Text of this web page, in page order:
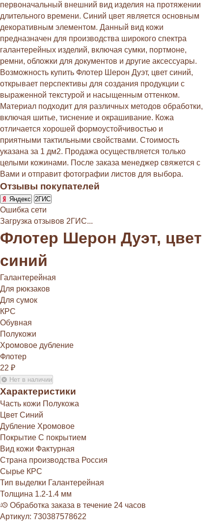
первоначальный внешний вид изделия на протяжении
длительного времени. Синий цвет является основным
декоративным элементом. Данный вид кожи
предназначен для производства широкого спектра
галантерейных изделий, включая сумки, портмоне,
ремни, обложки для документов и другие аксессуары.
Возможность купить Флотер Шерон Дуэт, цвет синий,
открывает перспективы для создания продукции с
выраженной текстурой и насыщенным оттенком.
Материал подходит для различных методов обработки,
включая шитье, тиснение и окрашивание. Кожа
отличается хорошей формоустойчивостью и
приятными тактильными свойствами. Стоимость
указана за 1 дм2. Продажа осуществляется только
целыми кожинами. После заказа менеджер свяжется с
Вами и отправит фотографии листов для выбора.
Отзывы покупателей
Яндекс 2ГИС
Ошибка сети
Загрузка отзывов 2ГИС...
Флотер Шерон Дуэт, цвет
синий
Галантерейная
Для рюкзаков
Для сумок
КРС
Обувная
Полукожи
Хромовое дубление
Флотер
22 ₽
Нет в наличии
Характеристики
Часть кожи Полукожа
Цвет Синий
Дубление Хромовое
Покрытие С покрытием
Вид кожи Фактурная
Страна производства Россия
Сырье КРС
Тип выделки Галантерейная
Толщина 1.2-1.4 мм
Обработка заказа в течение 24 часов
Артикул: 730387578622